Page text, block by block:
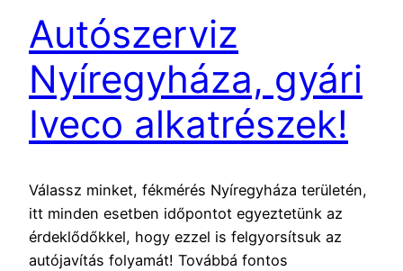
Autószerviz
Nyíregyháza, gyári
Iveco alkatrészek!
Válassz minket, fékmérés Nyíregyháza területén,
itt minden esetben időpontot egyeztetünk az
érdeklődőkkel, hogy ezzel is felgyorsítsuk az
autójavítás folyamát! Továbbá fontos